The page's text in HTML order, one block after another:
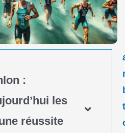
:
les
réussite